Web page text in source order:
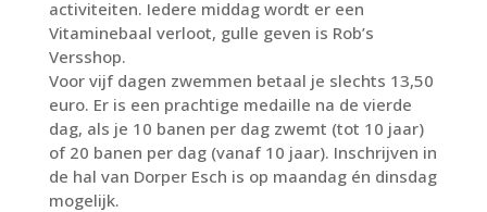
activiteiten. Iedere middag wordt er een
Vitaminebaal verloot, gulle geven is Rob’s
Versshop.
Voor vijf dagen zwemmen betaal je slechts 13,50
euro. Er is een prachtige medaille na de vierde
dag, als je 10 banen per dag zwemt (tot 10 jaar)
of 20 banen per dag (vanaf 10 jaar). Inschrijven in
de hal van Dorper Esch is op maandag én dinsdag
mogelijk.